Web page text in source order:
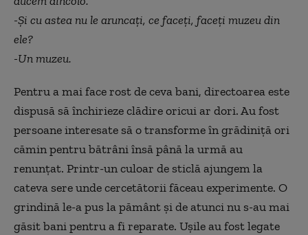
-Și cu astea nu le aruncați, ce faceți, faceți muzeu din
ele?
-Un muzeu.
Pentru a mai face rost de ceva bani, directoarea este
dispusă să închirieze clădire oricui ar dori. Au fost
persoane interesate să o transforme în grădiniță ori
cămin pentru bătrâni însă până la urmă au
renunțat. Printr-un culoar de sticlă ajungem la
cateva sere unde cercetătorii făceau experimente. O
grindină le-a pus la pământ și de atunci nu s-au mai
găsit bani pentru a fi reparate. Ușile au fost legate